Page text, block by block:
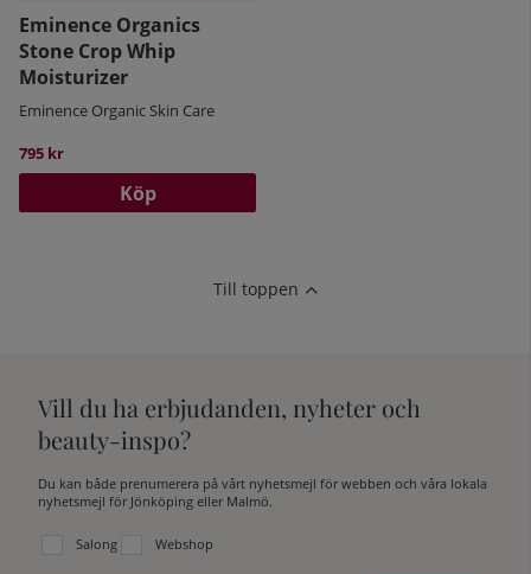
Eminence Organics
Stone Crop Whip
Moisturizer
Eminence Organic Skin Care
795 kr
Köp
Till toppen
Vill du ha erbjudanden, nyheter och
beauty-inspo?
Du kan både prenumerera på vårt nyhetsmejl för webben och våra lokala
nyhetsmejl för Jönköping eller Malmö.
Välj vilken lista du vill prenumerera på:
Salong Webshop